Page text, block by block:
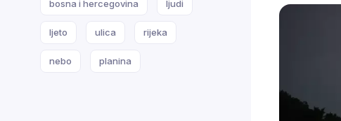
bosna i hercegovina ljudi
ljeto ulica rijeka
nebo planina